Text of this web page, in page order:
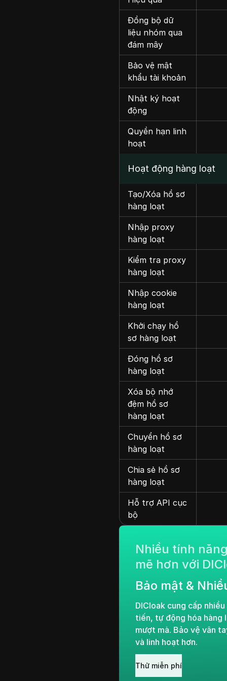
Đồng bộ dữ
liệu nhóm qua
đám mây
Bảo vệ mật
khẩu tài khoản
Nhật ký hoạt
động
Quyền hạn linh
hoạt
Hoạt động hàng loạt
Tạo/Xóa hồ sơ
hàng loạt
Nhập proxy
hàng loạt
Kiểm tra proxy
hàng loạt
Nhập cookie
hàng loạt
Khởi chạy hồ
sơ hàng loạt
Đóng hồ sơ
hàng loạt
Xóa bộ nhớ
đệm hồ sơ
hàng loạt
Chuyển hồ sơ
hàng loạt
Chia sẻ hồ sơ
hàng loạt
Hỗ trợ API cục
bộ
Nhiều tính
mẽ hơn với
Bảo mật &
DICloak cung cấp
tiến, tự động hóa hàng
mượt mà. Bảo vệ vân
và linh hoạt hơn.
Thử miễn phí